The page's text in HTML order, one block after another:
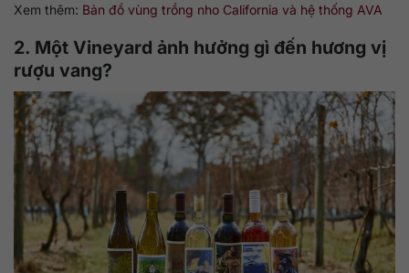
Xem thêm: Bản đồ vùng trồng nho California và hệ thống AVA
2. Một Vineyard ảnh hưởng gì đến hương vị
rượu vang?